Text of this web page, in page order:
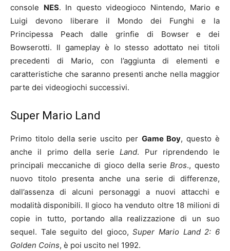
console NES. In questo videogioco Nintendo, Mario e
Luigi devono liberare il Mondo dei Funghi e la
Principessa Peach dalle grinfie di Bowser e dei
Bowserotti. Il gameplay è lo stesso adottato nei titoli
precedenti di Mario, con l’aggiunta di elementi e
caratteristiche che saranno presenti anche nella maggior
parte dei videogiochi successivi.
Super Mario Land
Primo titolo della serie uscito per Game Boy, questo è
anche il primo della serie Land. Pur riprendendo le
principali meccaniche di gioco della serieBros., questo
nuovo titolo presenta anche una serie di differenze,
dall’assenza di alcuni personaggi a nuovi attacchi e
modalità disponibili. Il gioco ha venduto oltre 18 milioni di
copie in tutto, portando alla realizzazione di un suo
sequel. Tale seguito del gioco,Super Mario Land 2: 6
Golden Coins, è poi uscito nel 1992.